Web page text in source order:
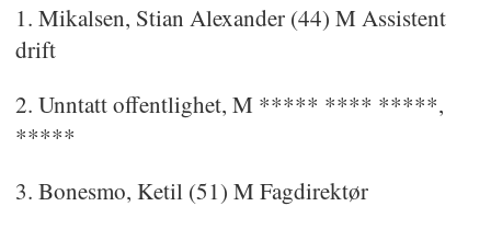
1. Mikalsen, Stian Alexander (44) M Assistent
drift
2. Unntatt offentlighet, M ***** **** *****,
*****
3. Bonesmo, Ketil (51) M Fagdirektør